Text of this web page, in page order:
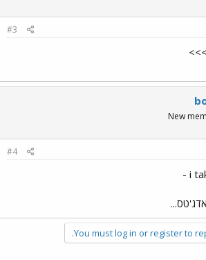
#3
New
#4
i
You must log in or register to